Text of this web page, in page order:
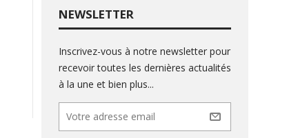
NEWSLETTER
Inscrivez-vous à notre newsletter pour
recevoir toutes les dernières actualités
à la une et bien plus...